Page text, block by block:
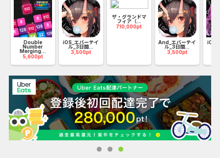
ょう！
誰でも出来る、脳トレアクションゲームです。
Double
Number
Merging...
5,600pt
iOS_エバーテイ
ル_3日間...
3,500pt
ザ・グランドマ
フィア（...
710,000pt
And_エバーテイ
ル_3日間...
3,500pt
iOS_